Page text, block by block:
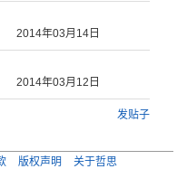
2014年03月14日
2014年03月12日
发贴子
版权声明 关于哲思